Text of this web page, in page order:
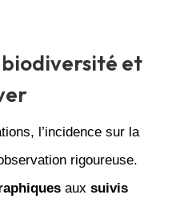
biodiversité et
l’incidence sur la
rigoureuse.
aux suivis